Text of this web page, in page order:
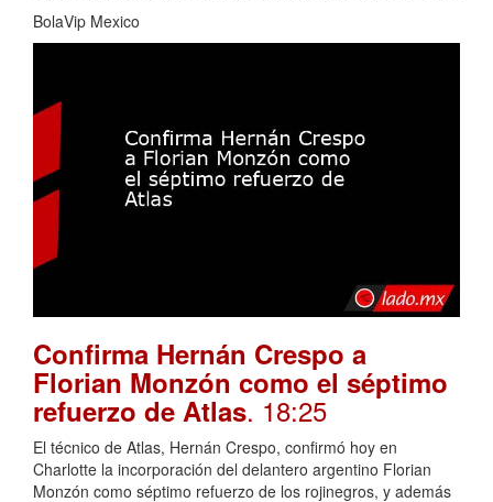
BolaVip Mexico
Confirma Hernán Crespo a
Florian Monzón como el séptimo
refuerzo de Atlas. 18:25
El técnico de Atlas, Hernán Crespo, confirmó hoy en
Charlotte la incorporación del delantero argentino Florian
Monzón como séptimo refuerzo de los rojinegros, y además